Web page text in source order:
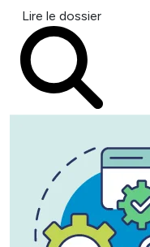
Lire le dossier